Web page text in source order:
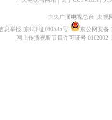
中央广播电视总台 央视
息举报 京ICP证060535号
京公网安备
网上传播视听节目许可证号 0102002